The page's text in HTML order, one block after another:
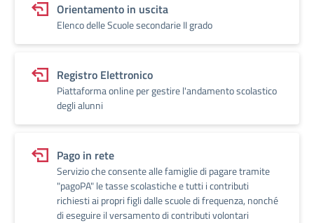
Orientamento in uscita
Elenco delle Scuole secondarie II grado
Registro Elettronico
Piattaforma online per gestire l'andamento scolastico
degli alunni
Pago in rete
Servizio che consente alle famiglie di pagare tramite
"pagoPA" le tasse scolastiche e tutti i contributi
richiesti ai propri figli dalle scuole di frequenza, nonché
di eseguire il versamento di contributi volontari